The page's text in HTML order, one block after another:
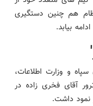
هم چنین دستگیری
بیابد.
و وزارت اطلاعات،
آقای فخری زاده در
نمود داشت.